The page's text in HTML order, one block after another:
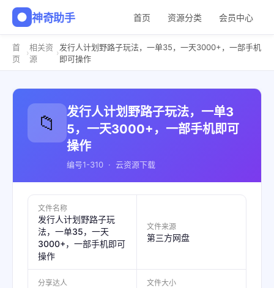
神奇助手 首页 资源分类 会员中心
首
页
›
相关资
源
›
发行人计划野路子玩法，一单35，一天3000+，一部手机
即可操作
📁
发行人计划野路子玩法，一单3
5，一天3000+，一部手机即可
操作
编号1-310 · 云资源下载
文件名称
发行人计划野路子玩
法，一单35，一天
3000+，一部手机即可
操作
文件来源
第三方网盘
分享达人 文件大小